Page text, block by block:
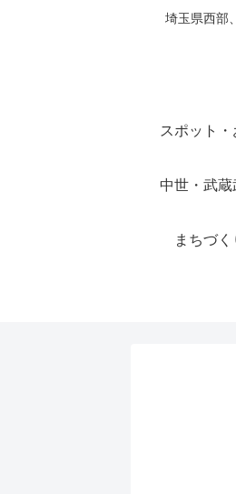
埼玉県西部
スポット・
中世・武蔵
まちづく